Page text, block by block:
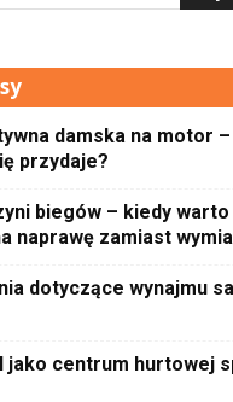
damska na motor –
przydaje?
biegów – kiedy warto
naprawę zamiast
dotyczące wynajmu
jako centrum hurtowej